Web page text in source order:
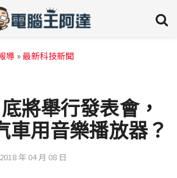
導 »最新科技新聞
將舉行發表會，
車用音樂播放器？
2018 年 04 月 08 日